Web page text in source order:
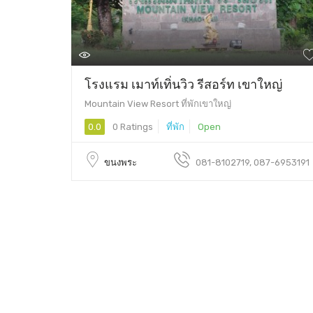
โรงแรม เมาท์เทิ่นวิว รีสอร์ท เขาใหญ่
Mountain View Resort ที่พักเขาใหญ่
0.0 0 Ratings ที่พัก Open
ขนงพระ 081-8102719, 087-6953191